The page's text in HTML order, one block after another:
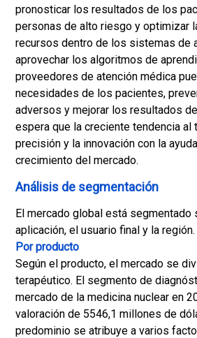
pronosticar los resultados de los
personas de alto riesgo y optimizar
recursos dentro de los sistemas de
aprovechar los algoritmos de
proveedores de atención médica
necesidades de los pacientes,
adversos y mejorar los resultados
espera que la creciente tendencia al
precisión y la innovación con la
crecimiento del mercado.
Análisis de segmentación
El mercado global está segmentado
aplicación, el usuario final y la región.
Por producto
Según el producto, el mercado se
terapéutico. El segmento de
mercado de la medicina nuclear en
valoración de 5546,1 millones de
predominio se atribuye a varios